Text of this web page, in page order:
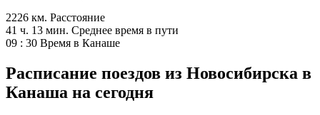
2226 км. Расстояние
41 ч. 13 мин. Среднее время в пути
09 : 30 Время в Канаше
Расписание поездов из Новосибирска в
Канаша на сегодня